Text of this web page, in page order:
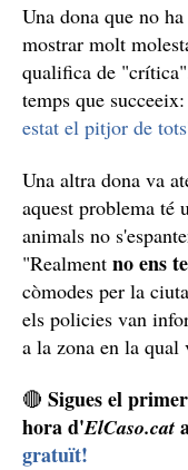
Una dona que no
mostrar molt
qualifica de
temps que
estat el pitjor de tots
Una altra dona va
aquest problema
animals no
"Realment no ens
còmodes per la
els policies van
a la zona en la qual
🔴 Sigues el
hora d'ElCaso.cat
gratuït!